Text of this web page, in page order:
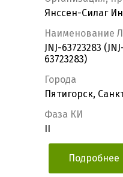
Янссен-Силаг
Наименование
JNJ-63723283
63723283)
Города
Пятигорск,
Фаза КИ
Подробнее